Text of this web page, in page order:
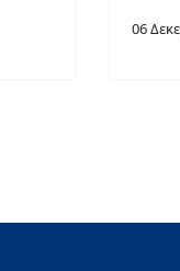
06